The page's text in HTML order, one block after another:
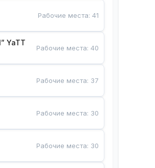
Рабочие места:41
YaTT
Рабочие места:40
Рабочие места: 37
Рабочие места: 30
Рабочие места: 30